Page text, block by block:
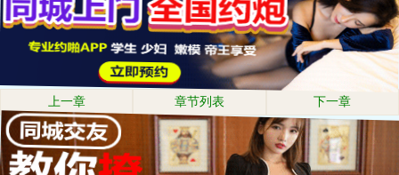
上一章 章节列表 下一章